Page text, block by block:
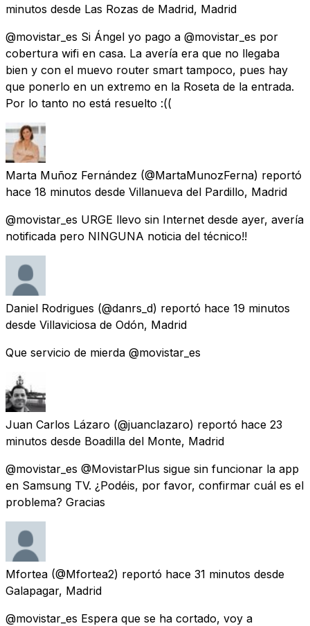
minutos desde Las Rozas de Madrid, Madrid
@movistar_es Si Ángel yo pago a @movistar_es por
cobertura wifi en casa. La avería era que no llegaba
bien y con el muevo router smart tampoco, pues hay
que ponerlo en un extremo en la Roseta de la entrada.
Por lo tanto no está resuelto :((
Marta Muñoz Fernández (@MartaMunozFerna) reportó
hace 18 minutos desde Villanueva del Pardillo, Madrid
@movistar_es URGE llevo sin Internet desde ayer, avería
notificada pero NINGUNA noticia del técnico!!
Daniel Rodrigues (@danrs_d) reportó hace 19 minutos
desde Villaviciosa de Odón, Madrid
Que servicio de mierda @movistar_es
Juan Carlos Lázaro (@juanclazaro) reportó hace 23
minutos desde Boadilla del Monte, Madrid
@movistar_es @MovistarPlus sigue sin funcionar la app
en Samsung TV. ¿Podéis, por favor, confirmar cuál es el
problema? Gracias
Mfortea (@Mfortea2) reportó hace 31 minutos desde
Galapagar, Madrid
@movistar_es Espera que se ha cortado, voy a